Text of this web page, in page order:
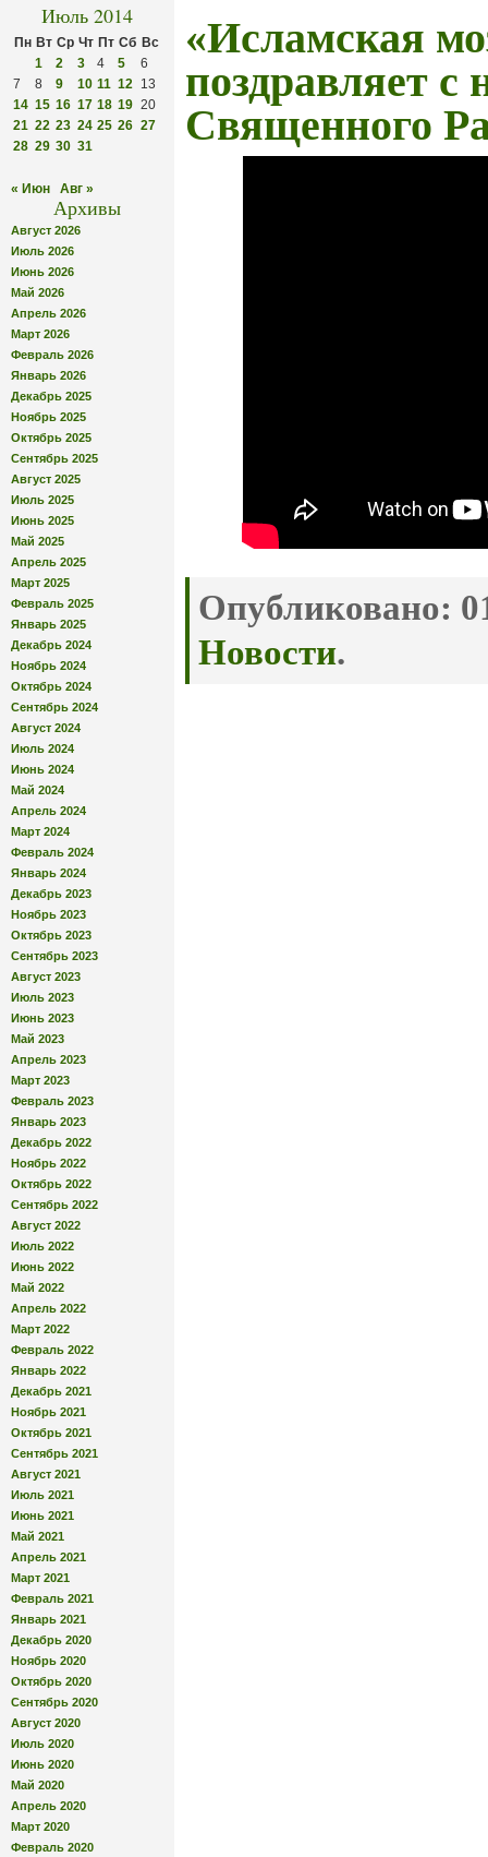
Июль 2014
Пн Вт Ср Чт Пт Сб Вс
1
2 3 4 5
6
7
8 9 10 11 12
13
14 15 16 17 18 19 20
21 22 23 24 25 26 27
28 29 30 31
« Июн Авг »
Архивы
Август 2026
Июль 2026
Июнь 2026
Май 2026
Апрель 2026
Март 2026
Февраль 2026
Январь 2026
Декабрь 2025
Ноябрь 2025
Октябрь 2025
Сентябрь 2025
Август 2025
Июль 2025
Июнь 2025
Май 2025
Апрель 2025
Март 2025
Февраль 2025
Январь 2025
Декабрь 2024
Ноябрь 2024
Октябрь 2024
Сентябрь 2024
Август 2024
Июль 2024
Июнь 2024
Май 2024
Апрель 2024
Март 2024
Февраль 2024
Январь 2024
Декабрь 2023
Ноябрь 2023
Октябрь 2023
Сентябрь 2023
Август 2023
Июль 2023
Июнь 2023
Май 2023
Апрель 2023
Март 2023
Февраль 2023
Январь 2023
Декабрь 2022
Ноябрь 2022
Октябрь 2022
Сентябрь 2022
Август 2022
Июль 2022
Июнь 2022
Май 2022
Апрель 2022
Март 2022
Февраль 2022
Январь 2022
Декабрь 2021
Ноябрь 2021
Октябрь 2021
Сентябрь 2021
Август 2021
Июль 2021
Июнь 2021
Май 2021
Апрель 2021
Март 2021
Февраль 2021
Январь 2021
Декабрь 2020
Ноябрь 2020
Октябрь 2020
Сентябрь 2020
Август 2020
Июль 2020
Июнь 2020
Май 2020
Апрель 2020
Март 2020
Февраль 2020
«Исламская
поздравляет с
Священного
Опубликовано:
Новости.